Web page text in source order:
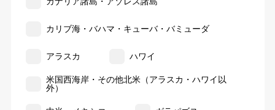
カリブ海・バハマ・キューバ・バミューダ
アラスカ ハワイ
米国西海岸・その他北米（アラスカ・ハワイ以
外）